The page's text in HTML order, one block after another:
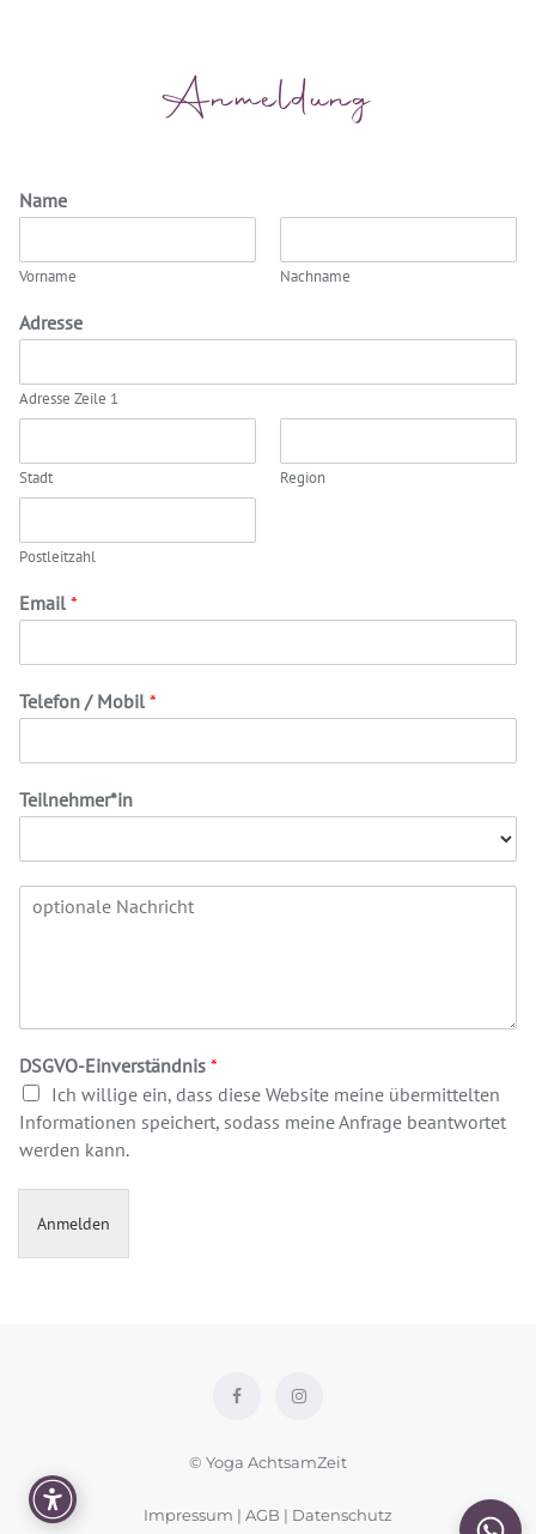
Anmeldung
Name
Vorname Nachname
Adresse
Adresse Zeile 1
Stadt Region
Postleitzahl
Email *
Telefon / Mobil *
Teilnehmer*in
DSGVO-Einverständnis *
Ich willige ein, dass diese Website meine übermittelten
Informationen speichert, sodass meine Anfrage beantwortet
werden kann.
Anmelden
© Yoga AchtsamZeit
Impressum | AGB | Datenschutz